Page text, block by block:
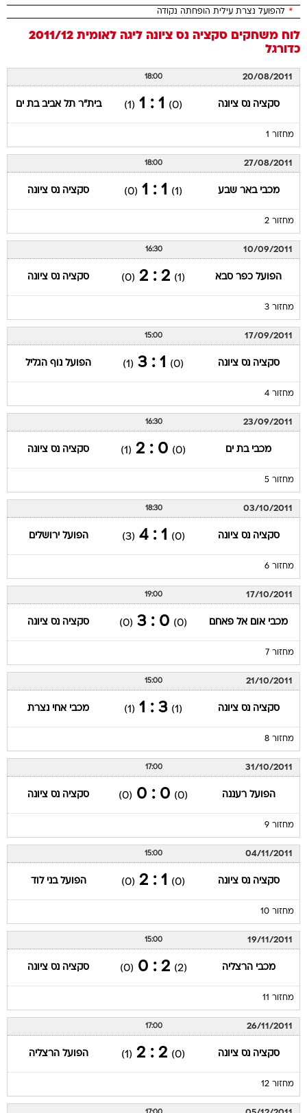
* להפועל נצרת עילית הופחתה נקודה
לוח משחקים סקציה נס ציונה ליגה לאומית 2011/12
כדורגל
20/08/2011
18:00
סקציה נס ציונה (0)
1 : 1
(1) בית"ר תל אביב בת ים
מחזור 1
27/08/2011
18:00
מכבי באר שבע (1)
1 : 1
(0) סקציה נס ציונה
מחזור 2
10/09/2011
16:30
הפועל כפר סבא (1)
2 : 2
(0) סקציה נס ציונה
מחזור 3
17/09/2011
15:00
סקציה נס ציונה (0)
1 : 3
(1) הפועל נוף הגליל
מחזור 4
23/09/2011
16:30
מכבי בת ים (0)
0 : 2
(1) סקציה נס ציונה
מחזור 5
03/10/2011
18:30
סקציה נס ציונה (0)
1 : 4
(3) הפועל ירושלים
מחזור 6
17/10/2011
19:00
מכבי אום אל פאחם (0)
0 : 3
(0) סקציה נס ציונה
מחזור 7
21/10/2011
15:00
סקציה נס ציונה (1)
3 : 1
(1) מכבי אחי נצרת
מחזור 8
31/10/2011
17:00
הפועל רעננה (0)
0 : 0
(0) סקציה נס ציונה
מחזור 9
04/11/2011
15:00
סקציה נס ציונה (0)
1 : 2
(0) הפועל בני לוד
מחזור 10
19/11/2011
15:00
מכבי הרצליה (2)
2 : 0
(0) סקציה נס ציונה
מחזור 11
26/11/2011
17:00
סקציה נס ציונה (0)
2 : 2
(1) הפועל הרצליה
מחזור 12